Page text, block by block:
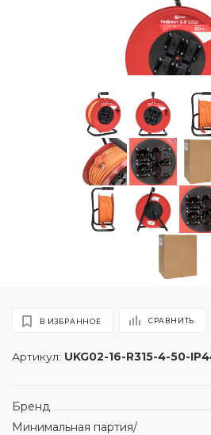
Артикул: UKG02-16-R315-4-50-
В ИЗБРАННОЕ СРАВНИТЬ
Бренд
Минимальная партия/